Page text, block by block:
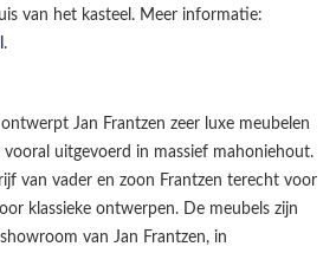
van het kasteel. Meer informatie:
.
Jan Frantzen zeer luxe meubelen
vooral uitgevoerd in massief mahoniehout.
van vader en zoon Frantzen terecht voor
klassieke ontwerpen. De meubels zijn
van Jan Frantzen, in